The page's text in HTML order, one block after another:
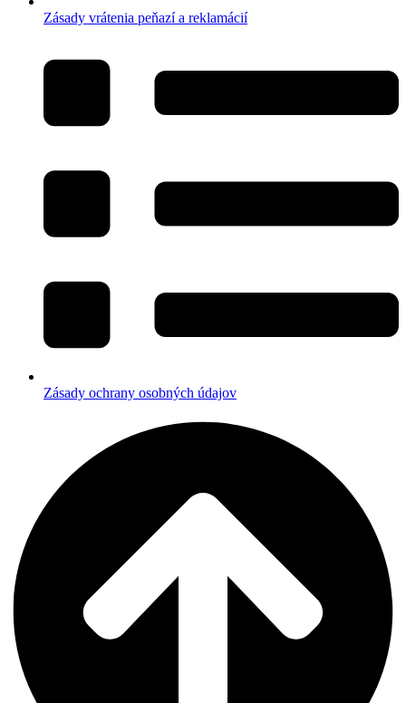
Zásady vrátenia peňazí a reklamácií
Zásady ochrany osobných údajov